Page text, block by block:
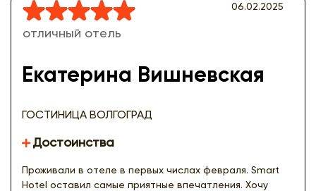
отличный отель
Екатерина Вишневская
ГОСТИНИЦА ВОЛГОГРАД
06.02.2025
Достоинства
Проживали в отеле в первых числах февраля. Smart
Hotel оставил самые приятные впечатления. Хочу